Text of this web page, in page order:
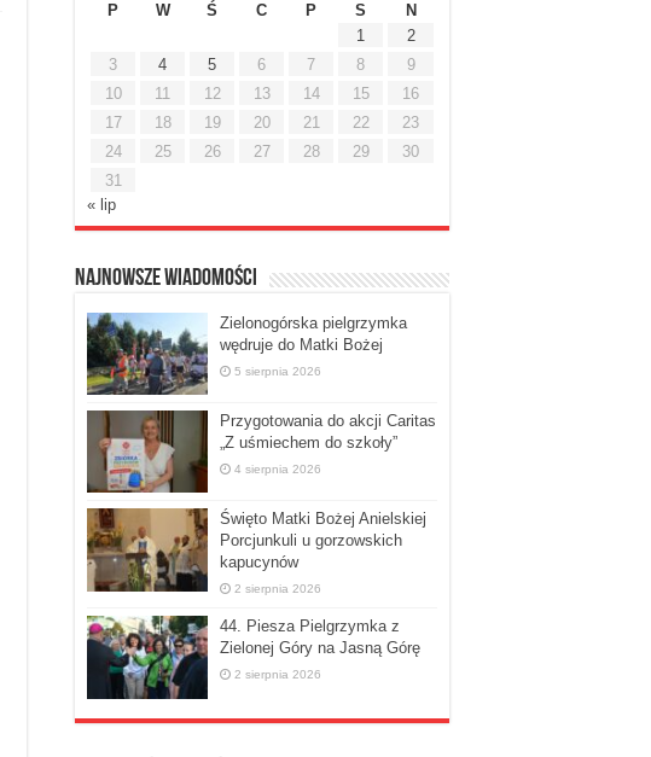
P
W Ś C P S
N
1
2
3
4 5 6 7 8
9
10
11 12 13 14 15
16
17
18 19 20 21 22
23
24
25 26 27 28 29
30
31
« lip
Najnowsze Wiadomości
Zielonogórska pielgrzymka
wędruje do Matki Bożej
5 sierpnia 2026
Przygotowania do akcji Caritas
„Z uśmiechem do szkoły”
4 sierpnia 2026
Święto Matki Bożej Anielskiej
Porcjunkuli u gorzowskich
kapucynów
2 sierpnia 2026
44. Piesza Pielgrzymka z
Zielonej Góry na Jasną Górę
2 sierpnia 2026